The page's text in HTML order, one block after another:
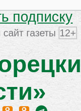
подписку
газеты 12+